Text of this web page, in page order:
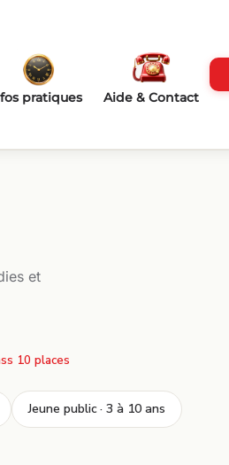
pratiques Aide & Contact
et
10 places
Jeune public · 3 à 10 ans